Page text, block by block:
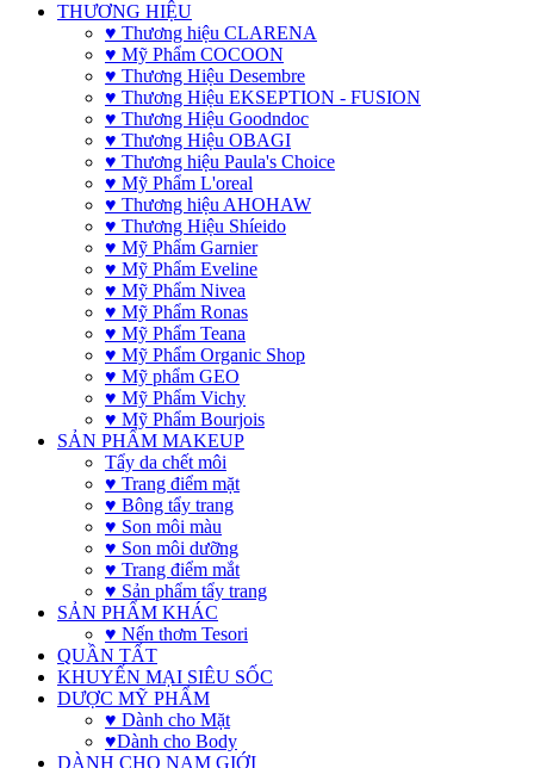
THƯƠNG HIỆU
♥ Thương hiệu CLARENA
♥ Mỹ Phẩm COCOON
♥ Thương Hiệu Desembre
♥ Thương Hiệu EKSEPTION - FUSION
♥ Thương Hiệu Goodndoc
♥ Thương Hiệu OBAGI
♥ Thương hiệu Paula's Choice
♥ Mỹ Phẩm L'oreal
♥ Thương hiệu AHOHAW
♥ Thương Hiệu Shíeido
♥ Mỹ Phẩm Garnier
♥ Mỹ Phẩm Eveline
♥ Mỹ Phẩm Nivea
♥ Mỹ Phẩm Ronas
♥ Mỹ Phẩm Teana
♥ Mỹ Phẩm Organic Shop
♥ Mỹ phẩm GEO
♥ Mỹ Phẩm Vichy
♥ Mỹ Phẩm Bourjois
SẢN PHẨM MAKEUP
Tẩy da chết môi
♥ Trang điểm mặt
♥ Bông tẩy trang
♥ Son môi màu
♥ Son môi dưỡng
♥ Trang điểm mắt
♥ Sản phẩm tẩy trang
SẢN PHẨM KHÁC
♥ Nến thơm Tesori
QUẦN TẤT
KHUYẾN MẠI SIÊU SỐC
DƯỢC MỸ PHẨM
♥ Dành cho Mặt
♥Dành cho Body
DÀNH CHO NAM GIỚI